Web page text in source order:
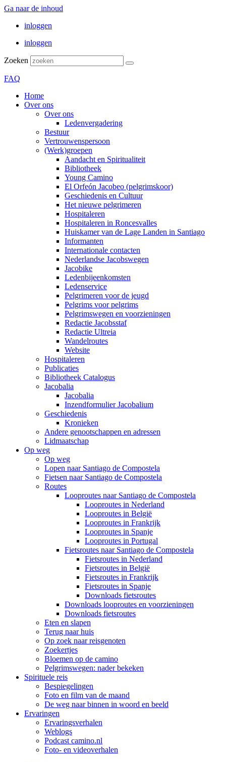
Ga naar de inhoud
inloggen
inloggen
Zoeken
FAQ
Home
Over ons
Over ons
Ledenvergadering
Bestuur
Vertrouwenspersoon
(Werk)groepen
Aandacht en Spiritualiteit
Bibliotheek
Young Camino
El Orfeón Jacobeo (pelgrimskoor)
Geschiedenis en Cultuur
Het nieuwe pelgrimeren
Hospitaleren
Hospitaleren in Roncesvalles
Huiskamer van de Lage Landen in Santiago
Informanten
Internationale contacten
Nederlandse Jacobswegen
Jacobike
Ledenbijeenkomsten
Ledenservice
Pelgrimeren voor de jeugd
Pelgrims voor pelgrims
Pelgrimswegen en voorzieningen
Redactie Jacobsstaf
Redactie Ultreia
Wandelroutes
Website
Hospitaleren
Publicaties
Bibliotheek Catalogus
Jacobalia
Jacobalia
Inzendformulier Jacobalium
Geschiedenis
Kronieken
Andere genootschappen en adressen
Lidmaatschap
Op weg
Op weg
Lopen naar Santiago de Compostela
Fietsen naar Santiago de Compostela
Routes
Looproutes naar Santiago de Compostela
Looproutes in Nederland
Looproutes in België
Looproutes in Frankrijk
Looproutes in Spanje
Looproutes in Portugal
Fietsroutes naar Santiago de Compostela
Fietsroutes in Nederland
Fietsroutes in België
Fietsroutes in Frankrijk
Fietsroutes in Spanje
Downloads fietsroutes
Downloads looproutes en voorzieningen
Downloads fietsroutes
Eten en slapen
Terug naar huis
Op zoek naar reisgenoten
Zoekertjes
Bloemen op de camino
Pelgrimswegen: nader bekeken
Spirituele reis
Bespiegelingen
Foto en film van de maand
De weg naar binnen in woord en beeld
Ervaringen
Ervaringsverhalen
Weblogs
Podcast camino.nl
Foto- en videoverhalen